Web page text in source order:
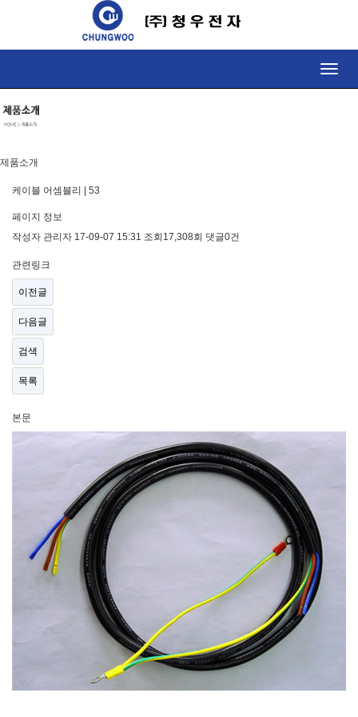
Toggle
제품소개
케이블 어셈블리 | 53
페이지 정보
작성자 관리자 17-09-07 15:31 조회 17,308회 댓글0건
관련링크
이전글
다음글
검색
목록
본문